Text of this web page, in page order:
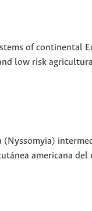
of continental
low risk
(Nyssomyia)
americana del